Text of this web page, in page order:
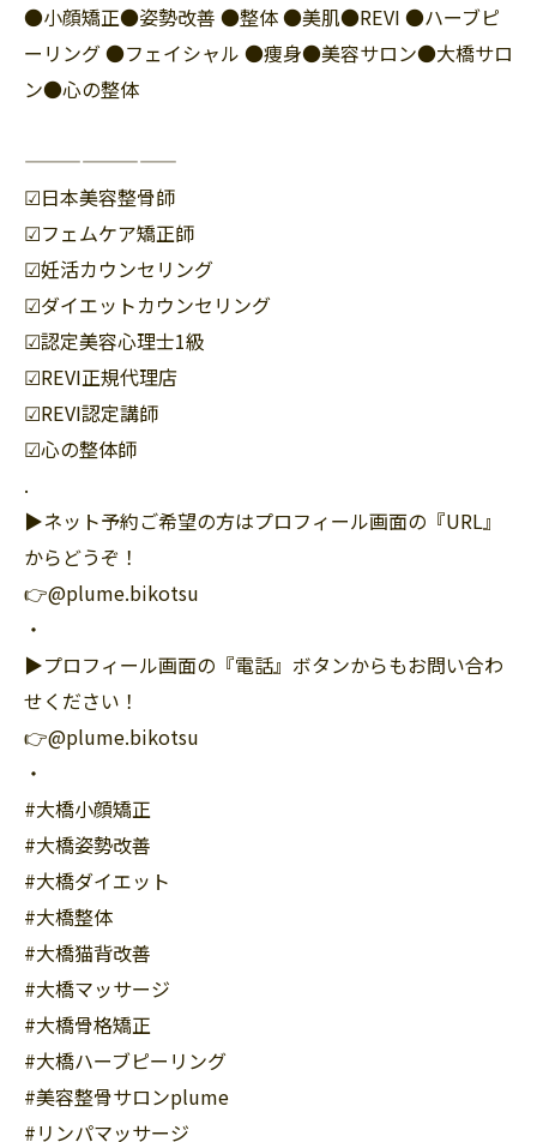
●小顔矯正●姿勢改善 ●整体 ●美肌●REVI ●ハーブピ
ーリング ●フェイシャル ●痩身●美容サロン●大橋サロ
ン●心の整体
————————
☑︎日本美容整骨師
☑︎フェムケア矯正師
☑︎妊活カウンセリング
☑︎ダイエットカウンセリング
☑︎認定美容心理士1級
☑︎REVI正規代理店
☑︎REVI認定講師
☑︎心の整体師
.
▶︎ネット予約ご希望の方はプロフィール画面の『URL』
からどうぞ！
👉@plume.bikotsu
・
▶︎プロフィール画面の『電話』ボタンからもお問い合わ
せください！
👉@plume.bikotsu
・
#大橋小顔矯正
#大橋姿勢改善
#大橋ダイエット
#大橋整体
#大橋猫背改善
#大橋マッサージ
#大橋骨格矯正
#大橋ハーブピーリング
#美容整骨サロンplume
#リンパマッサージ